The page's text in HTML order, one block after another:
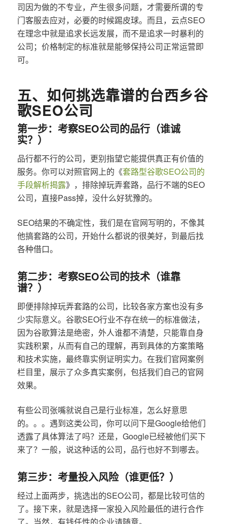
司因为做的不专业，产生很多问题，才需要所谓的专
门客服去应对，必要的时候踢皮球。而且，云点SEO
在理念中就是追求长远发展，而不是追求一时暴利的
公司；价格制定的标准就是能够保持公司正常运营即
可。
五、如何挑选靠谱的台西乡谷
歌SEO公司
第一步：考察SEO公司的品行（谁诚
实？）
品行都不行的公司，更别指望它能提供真正有价值的
服务。你可以对照官网上的《套路型谷歌SEO公司的
手段解析揭露》，排除掉玩弄套路，品行不端的SEO
公司，直接Pass掉，没什么好犹豫的。
SEO结果的不确定性，我们是在官网写明的，不像其
他搞套路的公司，开始什么都说的很美好，到最后找
各种借口。
第二步：考察SEO公司的技术（谁靠
谱？）
即便排除掉玩弄套路的公司，比较各家方案也没有多
少实际意义。谷歌SEO行业不存在统一的标准做法，
因为谷歌算法是绝密，外人谁都不清楚，只能靠自身
实践积累，从而有自己的理解，再到具体的方案策略
和技术实施，最终靠实例证明实力。在我们官网案例
栏目里，展示了众多真实案例，包括我们自己的官网
效果。
有些公司张嘴就说自己是行业标准，怎么好意思
的。。。遇到这类公司，你可以问下是Google给他们
透露了具体算法了吗？还是，Google已经被他们买下
来了？一般，说这种话的公司，品行也好不到哪去。
第三步：考量投入风险（谁更低？）
经过上面两步，挑选出的SEO公司，都是比较可信的
了。接下来，就是选择一家投入风险最低的进行合作